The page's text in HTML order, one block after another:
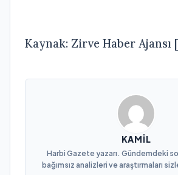
Kaynak: Zirve Haber Ajansı [
KAMIL
Harbi Gazete yazarı. Gündemdeki
bağımsız analizleri ve araştırmaları